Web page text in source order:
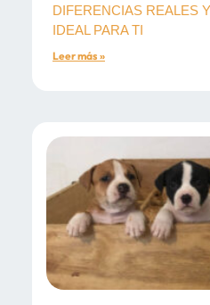
DIFERENCIAS REALES
IDEAL PARA TI
Leer más »